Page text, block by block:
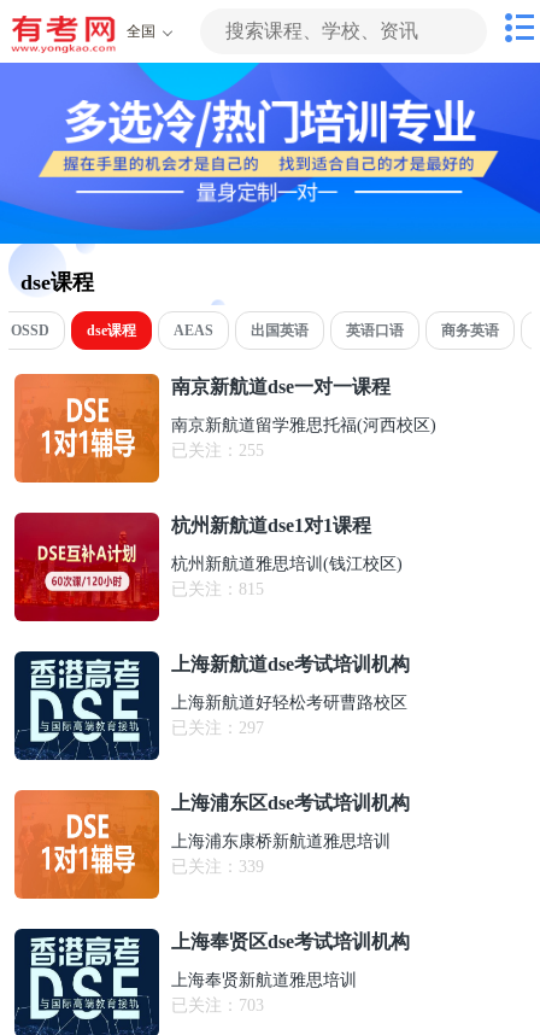
全国
dse课程
OSSD dse课程 AEAS 出国英语 英语口语 商务英语
南京新航道dse一对一课程
南京新航道留学雅思托福(河西校区)
已关注： 255
杭州新航道dse1对1课程
杭州新航道雅思培训(钱江校区)
已关注： 815
上海新航道dse考试培训机构
上海新航道好轻松考研曹路校区
已关注： 297
上海浦东区dse考试培训机构
上海浦东康桥新航道雅思培训
已关注： 339
上海奉贤区dse考试培训机构
上海奉贤新航道雅思培训
已关注： 703